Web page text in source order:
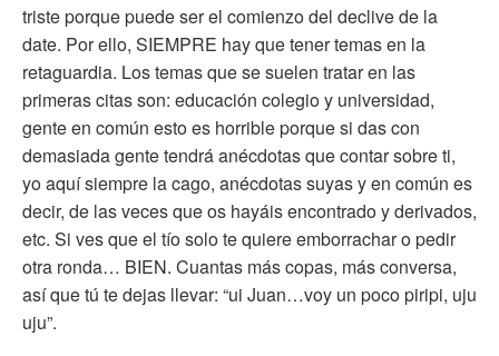
triste porque puede ser el comienzo del declive de la
date. Por ello, SIEMPRE hay que tener temas en la
retaguardia. Los temas que se suelen tratar en las
primeras citas son: educación colegio y universidad,
gente en común esto es horrible porque si das con
demasiada gente tendrá anécdotas que contar sobre ti,
yo aquí siempre la cago, anécdotas suyas y en común es
decir, de las veces que os hayáis encontrado y derivados,
etc. Si ves que el tío solo te quiere emborrachar o pedir
otra ronda… BIEN. Cuantas más copas, más conversa,
así que tú te dejas llevar: “ui Juan…voy un poco piripi, uju
uju”.